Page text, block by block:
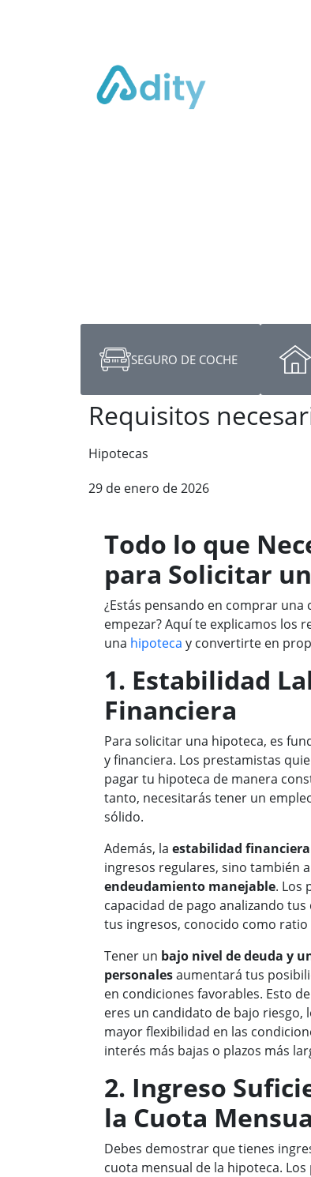
SEGURO DE COCHE
Requisitos
Hipotecas
29 de enero de 2026
Todo lo que
para Solicitar
¿Estás pensando en comprar
empezar? Aquí te explicamos los
una hipoteca y convertirte en
1. Estabilidad
Financiera
Para solicitar una hipoteca, es
y financiera. Los prestamistas
pagar tu hipoteca de manera
tanto, necesitarás tener un
sólido.
Además, la estabilidad financiera
ingresos regulares, sino también
endeudamiento manejable. Los
capacidad de pago analizando
tus ingresos, conocido como
Tener un bajo nivel de deuda y
personalesaumentará tus
en condiciones favorables. Esto
eres un candidato de bajo
mayor flexibilidad en las
interés más bajas o plazos más
2. Ingreso
la Cuota
Debes demostrar que tienes
cuota mensual de la hipoteca.